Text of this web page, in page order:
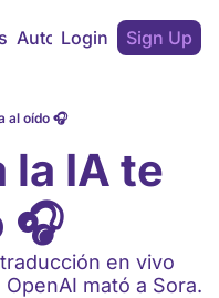
AutoresLogin Sign Up
al oído 🎧
la IA te
🎧
en vivo
mató a Sora.